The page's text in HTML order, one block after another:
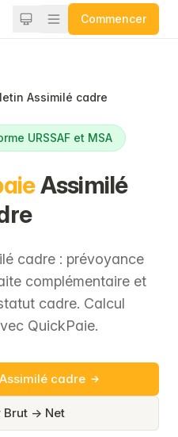
Commencer
Assimilé cadre
URSSAF et MSA
Assimilé
cadre : prévoyance
complémentaire et
cadre. Calcul
QuickPaie.
cadre
Brut → Net